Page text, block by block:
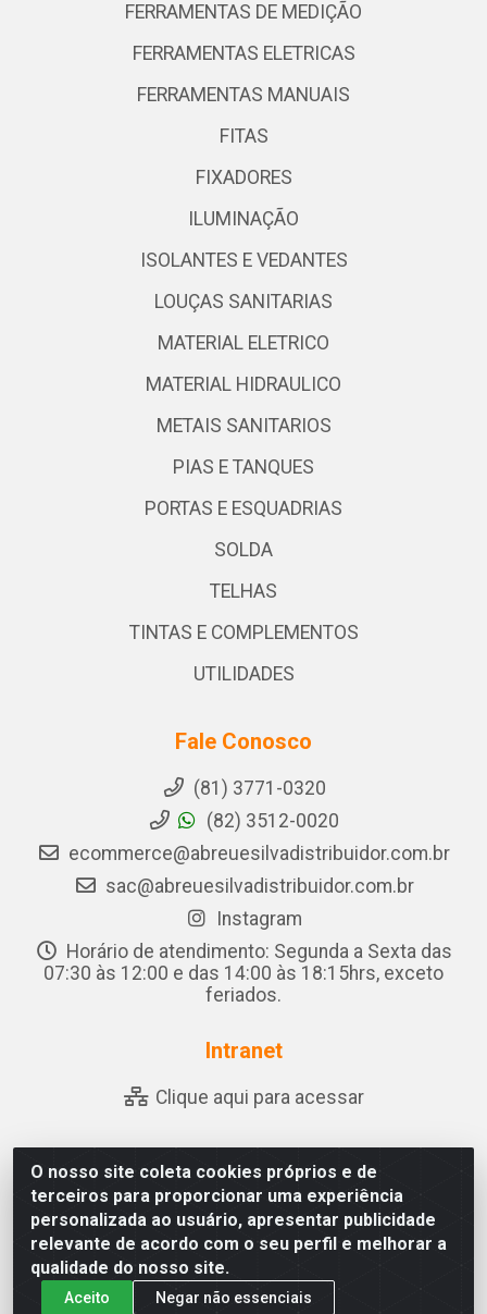
O nosso site coleta cookies próprios e de
terceiros para proporcionar uma experiência
personalizada ao usuário, apresentar publicidade
relevante de acordo com o seu perfil e melhorar a
qualidade do nosso site.
Aceito Negar não essenciais
FERRAMENTAS DE MEDIÇÃO
FERRAMENTAS ELETRICAS
FERRAMENTAS MANUAIS
FITAS
FIXADORES
ILUMINAÇÃO
ISOLANTES E VEDANTES
LOUÇAS SANITARIAS
MATERIAL ELETRICO
MATERIAL HIDRAULICO
METAIS SANITARIOS
PIAS E TANQUES
PORTAS E ESQUADRIAS
SOLDA
TELHAS
TINTAS E COMPLEMENTOS
UTILIDADES
Fale Conosco
(81) 3771-0320
(82) 3512-0020
ecommerce@abreuesilvadistribuidor.com.br
sac@abreuesilvadistribuidor.com.br
Instagram
Horário de atendimento: Segunda a Sexta das
07:30 às 12:00 e das 14:00 às 18:15hrs, exceto
feriados.
Intranet
Clique aqui para acessar
Abreu & Silva - Rua Padre Jose de Souza Leite, 265 - Ariado,
Olho D'Água das Flores/AL - CEP 57.442-000 - CNPJ
04.790.656/0001-06